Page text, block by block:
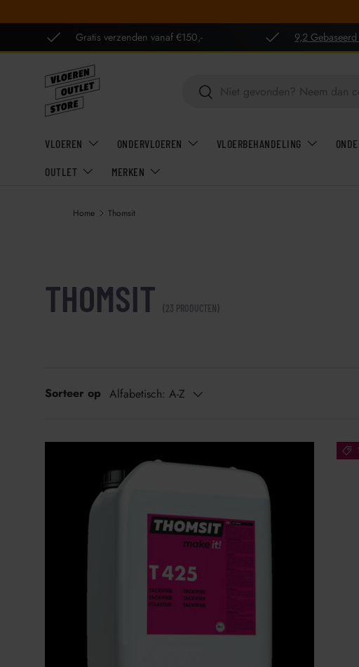
GA NAAR INHOUD
Gratis verzenden vanaf €150,-
9,2
Zoeken
Zoeken
VLOEREN ONDERVLOEREN VLOERBEHANDELING
OUTLET MERKEN
Home Thomsit
THOMSIT (23 PRODUCTEN)
Sorteer op Alfabetisch: A-Z